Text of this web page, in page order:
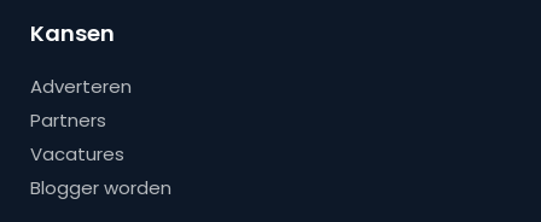
Kansen
Adverteren
Partners
Vacatures
Blogger worden